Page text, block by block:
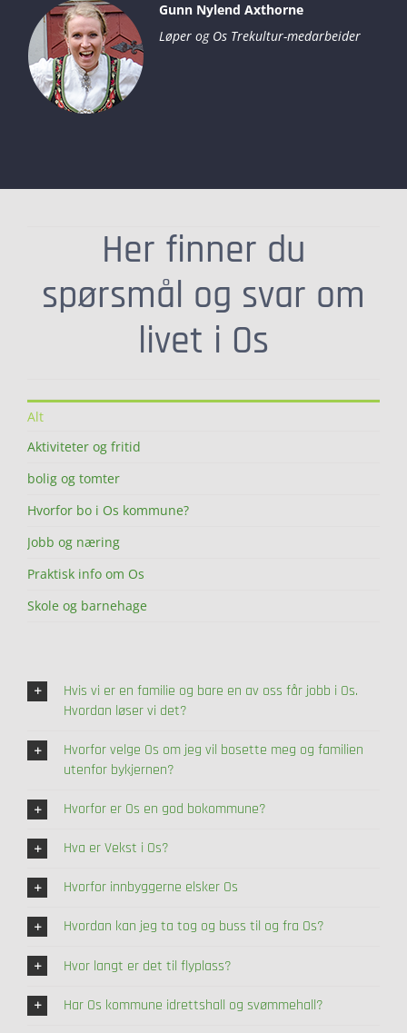
Gunn Nylend Axthorne
Løper og Os Trekultur-medarbeider
Her finner du
spørsmål og svar om
livet i Os
Alt
Aktiviteter og fritid
bolig og tomter
Hvorfor bo i Os kommune?
Jobb og næring
Praktisk info om Os
Skole og barnehage
Hvis vi er en familie og bare en av oss får jobb i Os.
Hvordan løser vi det?
Hvorfor velge Os om jeg vil bosette meg og familien
utenfor bykjernen?
Hvorfor er Os en god bokommune?
Hva er Vekst i Os?
Hvorfor innbyggerne elsker Os
Hvordan kan jeg ta tog og buss til og fra Os?
Hvor langt er det til flyplass?
Har Os kommune idrettshall og svømmehall?